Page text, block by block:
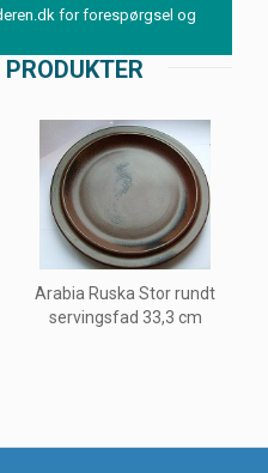
for forespørgsel og
Arabia Ruska Stor rundt
servingsfad 33,3 cm